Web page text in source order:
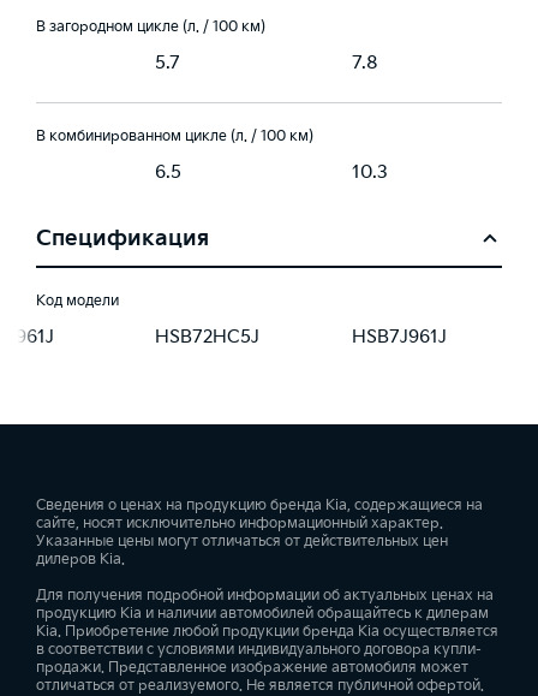
В загородном цикле (л. / 100 км)
5.7 7.8
В комбинированном цикле (л. / 100 км)
6.5 10.3
Спецификация
Код модели
HSB72HC5J HSB7J961J
Сведения о ценах на продукцию бренда Kia, содержащиеся на
сайте, носят исключительно информационный характер.
Указанные цены могут отличаться от действительных цен
дилеров Kia.
Для получения подробной информации об актуальных ценах на
продукцию Kia и наличии автомобилей обращайтесь к дилерам
Kia. Приобретение любой продукции бренда Kia осуществляется
в соответствии с условиями индивидуального договора купли-
продажи. Представленное изображение автомобиля может
отличаться от реализуемого. Не является публичной офертой.